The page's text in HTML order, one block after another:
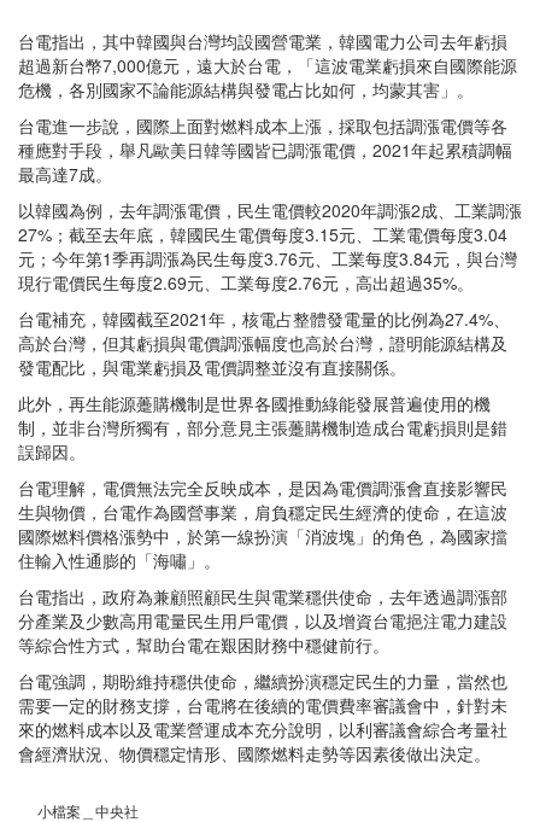
台電指出，其中韓國與台灣均設國營電業，韓國電力公司去年虧損
超過新台幣7,000億元，遠大於台電，「這波電業虧損來自國際能源
危機，各別國家不論能源結構與發電占比如何，均蒙其害」。
台電進一步說，國際上面對燃料成本上漲，採取包括調漲電價等各
種應對手段，舉凡歐美日韓等國皆已調漲電價，2021年起累積調幅
最高達7成。
以韓國為例，去年調漲電價，民生電價較2020年調漲2成、工業調漲
27%；截至去年底，韓國民生電價每度3.15元、工業電價每度3.04
元；今年第1季再調漲為民生每度3.76元、工業每度3.84元，與台灣
現行電價民生每度2.69元、工業每度2.76元，高出超過35%。
台電補充，韓國截至2021年，核電占整體發電量的比例為27.4%、
高於台灣，但其虧損與電價調漲幅度也高於台灣，證明能源結構及
發電配比，與電業虧損及電價調整並沒有直接關係。
此外，再生能源躉購機制是世界各國推動綠能發展普遍使用的機
制，並非台灣所獨有，部分意見主張躉購機制造成台電虧損則是錯
誤歸因。
台電理解，電價無法完全反映成本，是因為電價調漲會直接影響民
生與物價，台電作為國營事業，肩負穩定民生經濟的使命，在這波
國際燃料價格漲勢中，於第一線扮演「消波塊」的角色，為國家擋
住輸入性通膨的「海嘯」。
台電指出，政府為兼顧照顧民生與電業穩供使命，去年透過調漲部
分產業及少數高用電量民生用戶電價，以及增資台電挹注電力建設
等綜合性方式，幫助台電在艱困財務中穩健前行。
台電強調，期盼維持穩供使命，繼續扮演穩定民生的力量，當然也
需要一定的財務支撐，台電將在後續的電價費率審議會中，針對未
來的燃料成本以及電業營運成本充分說明，以利審議會綜合考量社
會經濟狀況、物價穩定情形、國際燃料走勢等因素後做出決定。
小檔案＿中央社